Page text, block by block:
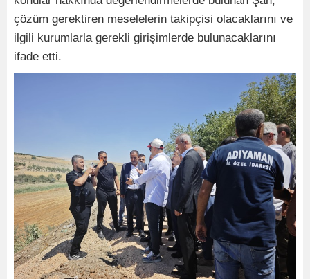
çözüm gerektiren meselelerin takipçisi olacaklarını ve
ilgili kurumlarla gerekli girişimlerde bulunacaklarını
ifade etti.